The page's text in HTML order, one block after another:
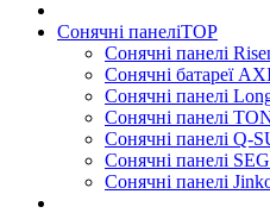
Сонячні панеліTOP
Сонячні панелі
Сонячні батареї
Сонячні панелі
Сонячні панелі
Сонячні панелі Q-
Сонячні панелі
Сонячні панелі